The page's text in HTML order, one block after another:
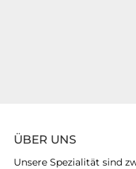
ÜBER UNS
Unsere Spezialität sind